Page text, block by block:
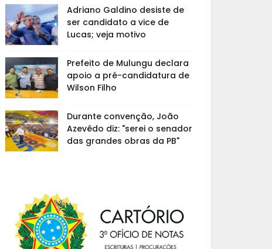
Adriano Galdino desiste de
ser candidato a vice de
Lucas; veja motivo
Prefeito de Mulungu declara
apoio a pré-candidatura de
Wilson Filho
Durante convenção, João
Azevêdo diz: "serei o senador
das grandes obras da PB"